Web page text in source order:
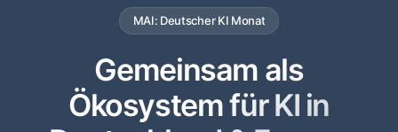
MAI: Deutscher KI Monat
Gemeinsam als
Ökosystem für KI in